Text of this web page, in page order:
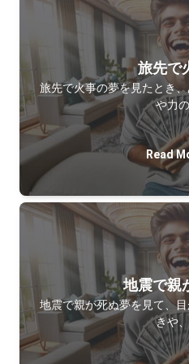
旅先で
旅先で火事の夢を見たとき
や力
Read
地震で親
地震で親が死ぬ夢を見て、
きや